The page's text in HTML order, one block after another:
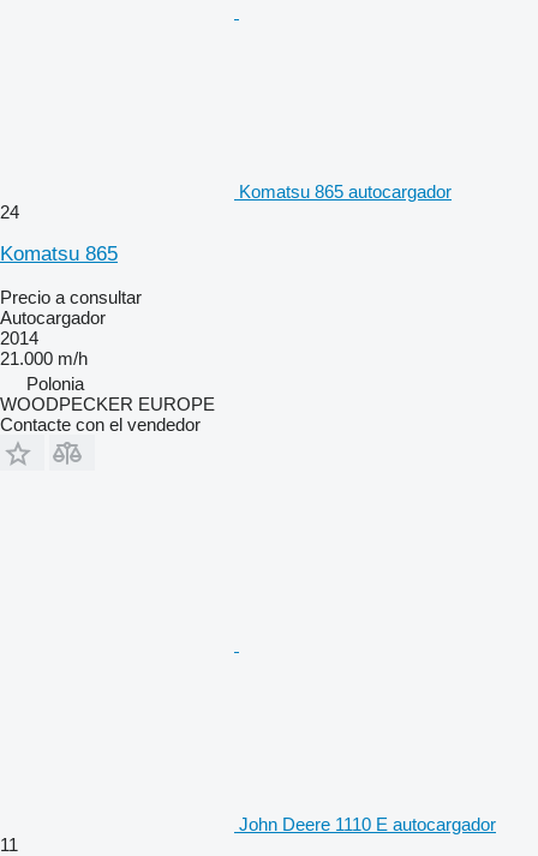
Komatsu 865 autocargador
24
Komatsu 865
Precio a consultar
Autocargador
2014
21.000 m/h
Polonia
WOODPECKER EUROPE
Contacte con el vendedor
John Deere 1110 E autocargador
11